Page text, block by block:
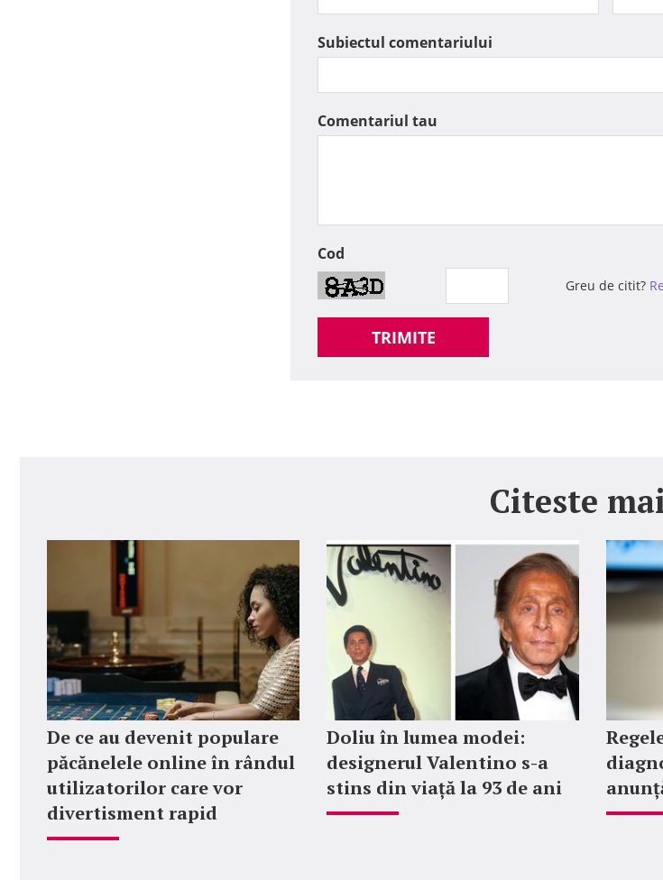
Subiectul comentariului
Comentariul tau
Cod
Greu de citit?
TRIMITE
Citeste
De ce au devenit populare
păcănelele online în rândul
utilizatorilor care vor
divertisment rapid
Doliu în lumea modei:
designerul Valentino s-a
stins din viață la 93 de ani